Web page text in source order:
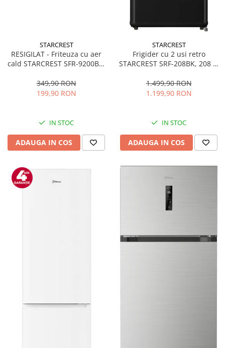
STARCREST
RESIGILAT - Friteuza cu aer
cald STARCREST SFR-9200BK,
Termostat 80 - 200 °C, 8
programe predefinite, Negru
349,90 RON
199,90 RON
IN STOC
ADAUGA IN COS
STARCREST
Frigider cu 2 usi retro
STARCREST SRF-208BK, 208 L,
Iluminare LED, Termostat
Reglabil, H 147 cm, Negru
1.499,90 RON
1.199,90 RON
IN STOC
ADAUGA IN COS